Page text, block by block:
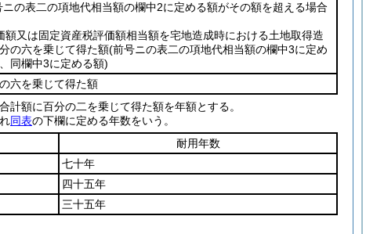
ニの表二の項地代相当額の欄中2に定める額がその額を超える場合
又は固定資産税評価額相当額を宅地造成時における土地取得造
の六を乗じて得た額(前号ニの表二の項地代相当額の欄中3に定め
同欄中3に定める額)
六を乗じて得た額
計額に百分の二を乗じて得た額を年額とする。
同表の下欄に定める年数をいう。
耐用年数
七十年
四十五年
三十五年